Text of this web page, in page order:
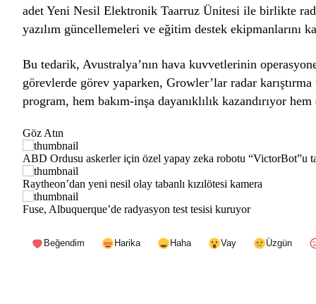
adet Yeni Nesil Elektronik Taarruz Ünitesi ile birlikte
yazılım güncellemeleri ve eğitim destek ekipmanlarını
Bu tedarik, Avustralya’nın hava kuvvetlerinin
görevlerde görev yaparken, Growler’lar radar
program, hem bakım-inşa dayanıklılık kazandırıyor
Göz Atın
ABD Ordusu askerler için özel yapay zeka robotu “VictorBot”u
Raytheon’dan yeni nesil olay tabanlı kızılötesi kamera
Fuse, Albuquerque’de radyasyon test tesisi kuruyor
Beğendim Harika Haha Vay Üzgün